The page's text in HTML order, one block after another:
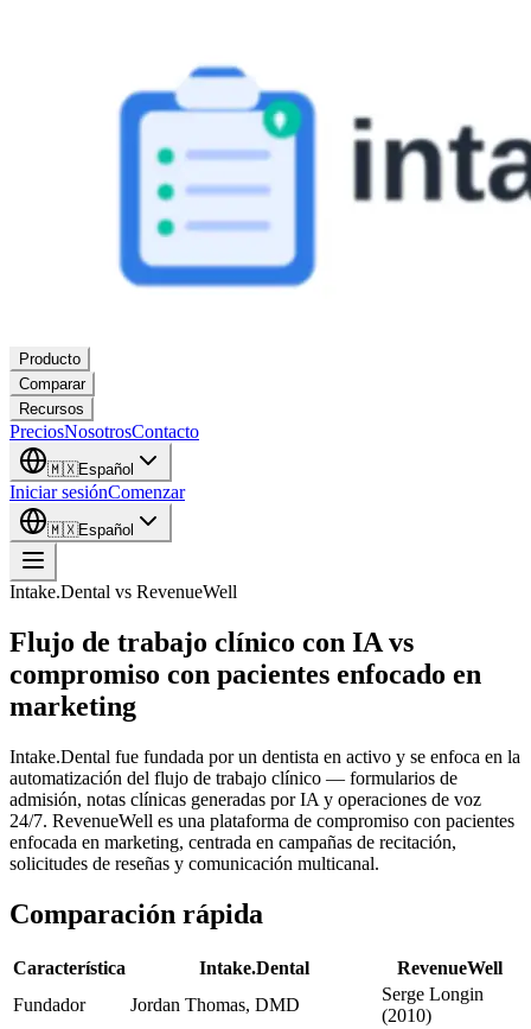
Producto
Comparar
Recursos
PreciosNosotrosContacto
🇲🇽Español
Iniciar sesiónComenzar
🇲🇽Español
Intake.Dental vs RevenueWell
Flujo de trabajo clínico con IA vs
compromiso con pacientes enfocado en
marketing
Intake.Dental fue fundada por un dentista en activo y se enfoca en la
automatización del flujo de trabajo clínico — formularios de
admisión, notas clínicas generadas por IA y operaciones de voz
24/7. RevenueWell es una plataforma de compromiso con pacientes
enfocada en marketing, centrada en campañas de recitación,
solicitudes de reseñas y comunicación multicanal.
Comparación rápida
Característica Intake.Dental
RevenueWell
Fundador
Jordan Thomas, DMD
Serge Longin
(2010)